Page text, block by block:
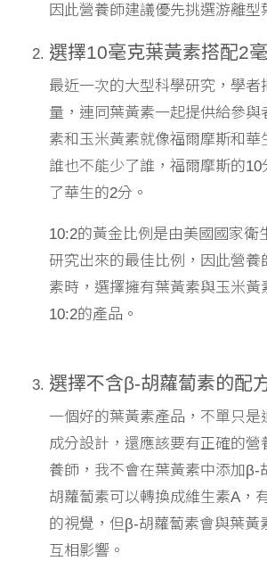
因此營養師建議優先挑選游離型
選擇10毫克葉黃素搭配2
最近一次的大型科學研究，學者
量，連同葉黃素一起提供給參與
素和玉米黃素就像福爾摩斯和華
誰也不能少了誰，福爾摩斯的
了華生的2分。
10:2的黃金比例是由美國國家衛
研究出來的最佳比例，因此營養
素時，選擇擁有葉黃素與玉米黃
10:2的產品。
選擇不含β-胡蘿蔔素的配
一個好的葉黃素產品，不單只是
成分設計，還應該要有正確的營
養師，我不會在葉黃素中添加β-
胡蘿蔔素可以轉換成維生素A，
的視覺，但β-胡蘿蔔素會與葉黃
互相影響。